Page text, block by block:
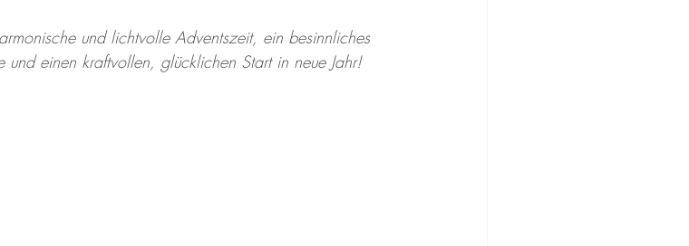
und lichtvolle Adventszeit, ein besinnliches
und einen kraftvollen, glücklichen Start in neue Jahr!